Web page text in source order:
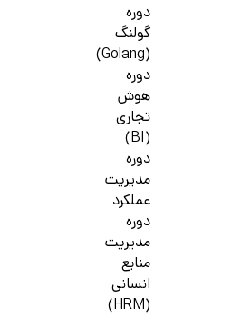
دوره
گولنگ
(Golang)
دوره
هوش
تجاری
(BI)
دوره
مدیریت
عملکرد
دوره
مدیریت
منابع
انسانی
(HRM)